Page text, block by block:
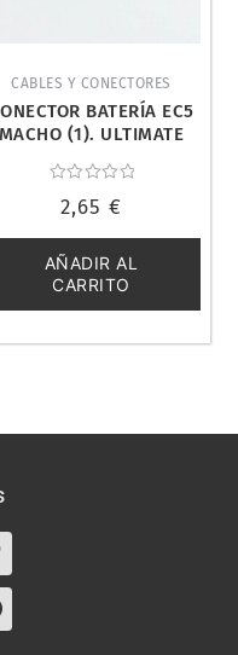
CABLES Y CONECTORES
BATERÍA EC5
MACHO (1). ULTIMATE
con
de
5
2,65€
AÑADIR AL
CARRITO